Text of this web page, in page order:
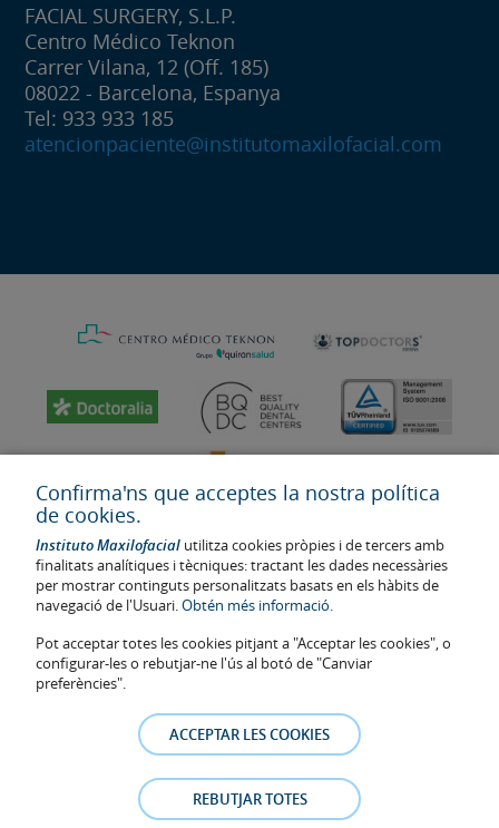
FACIAL SURGERY, S.L.P.
Centro Médico Teknon
Carrer Vilana, 12 (Off. 185)
08022 - Barcelona, Espanya
Tel: 933 933 185
atencionpaciente@institutomaxilofacial.com
Última actualització: 2023
Num. d'autorització de centre sanitari: E08646940
La informació present a la web no reemplaça sinó complementa la
relació metge-pacient. En cas de dubte, consulti amb el metge de
referència. Les fotos i els testimonis dels pacients identificables que
apareixen a la web estan publicades amb el seu consentiment i es
retiraran a qualsevol moment a petició dels pacients.
Política de Cookies–Política de Privacitat
Confirma'ns que acceptes la nostra política
de cookies.
Instituto Maxilofacial utilitza cookies pròpies i de tercers amb
finalitats analítiques i tècniques: tractant les dades necessàries
per mostrar continguts personalitzats basats en els hàbits de
navegació de l'Usuari.Obtén més informació.
Pot acceptar totes les cookies pitjant a "Acceptar les cookies", o
configurar-les o rebutjar-ne l'ús al botó de "Canviar
preferències".
ACCEPTAR LES COOKIES
REBUTJAR TOTES